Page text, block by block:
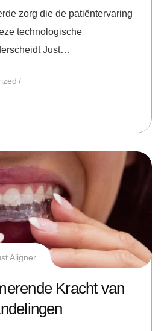
zorg die de patiëntervaring
technologische
Just…
Aligner
Kracht van